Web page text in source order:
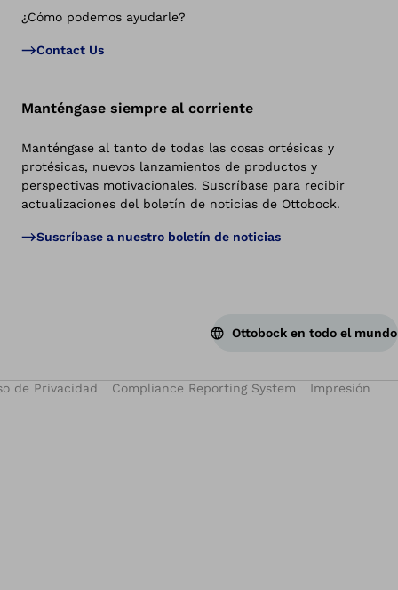
¿Cómo podemos ayudarle?
Contact Us
Manténgase siempre al corriente
Manténgase al tanto de todas las cosas ortésicas y
protésicas, nuevos lanzamientos de productos y
perspectivas motivacionales. Suscríbase para recibir
actualizaciones del boletín de noticias de Ottobock.
Suscríbase a nuestro boletín de noticias
Ottobock en todo el mundo
de Privacidad Compliance Reporting System
Impresión